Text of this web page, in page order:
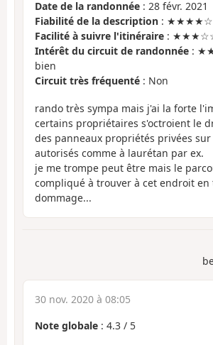
Date de la randonnée : 28 févr. 2021
Fiabilité de la description : ★★★★☆
Facilité à suivre l'itinéraire :
Intérêt du circuit de randonnée :
bien
Circuit très fréquenté : Non
rando très sympa mais j'ai la forte
certains propriétaires s'octroient le
des panneaux propriétés privées
autorisés comme à laurétan par ex.
je me trompe peut être mais le
compliqué à trouver à cet endroit en
dommage...
30 nov. 2020 à 08:05
Note globale : 4.3 / 5